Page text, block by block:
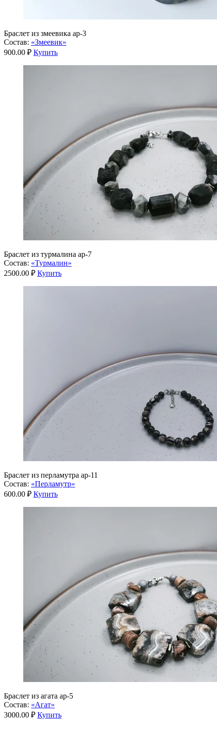
Браслет из змеевика ар-3
Состав: «Змеевик»
900.00 ₽ Купить
Браслет из турмалина ар-7
Состав: «Турмалин»
2500.00 ₽ Купить
Браслет из перламутра ар-11
Состав: «Перламутр»
600.00 ₽ Купить
Браслет из агата ар-5
Состав: «Агат»
3000.00 ₽ Купить